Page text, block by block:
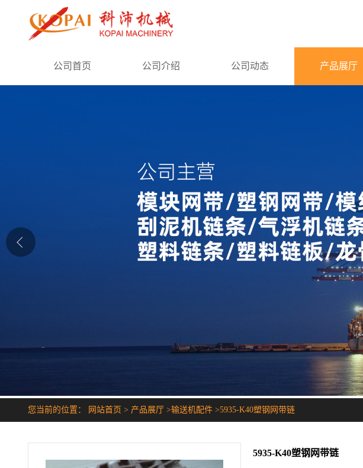
公司首页
公司首页 公司介绍 公司动态 产品展厅
您当前的位置： 网站首页 > 产品展厅 >输送机配件 >5935-K40塑钢网带链
5935-K40塑钢网带链